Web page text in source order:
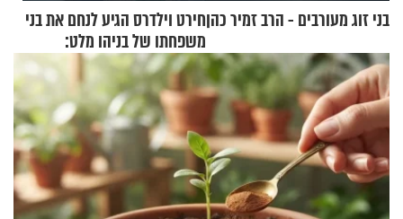
בני זוג מעורבים - הרב זמיר כהןחירט וילדרס הגיע לנחם את בני
משפחתו של בניהו מלט:
"מיליונים באירופה תומכים
בכם"